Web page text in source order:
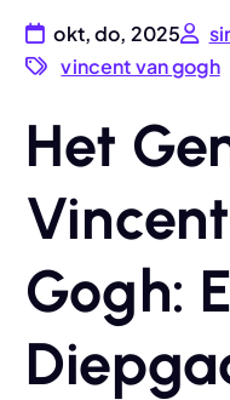
okt, do, 2025
vincent van gogh
Het
Gogh: